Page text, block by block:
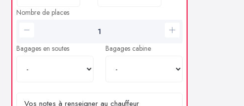
Nombre de places
Bagages en soutes Bagages cabine